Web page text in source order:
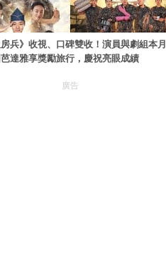
兵》收視、口碑雙收！演員與劇組本月
達雅享獎勵旅行，慶祝亮眼成績
廣告